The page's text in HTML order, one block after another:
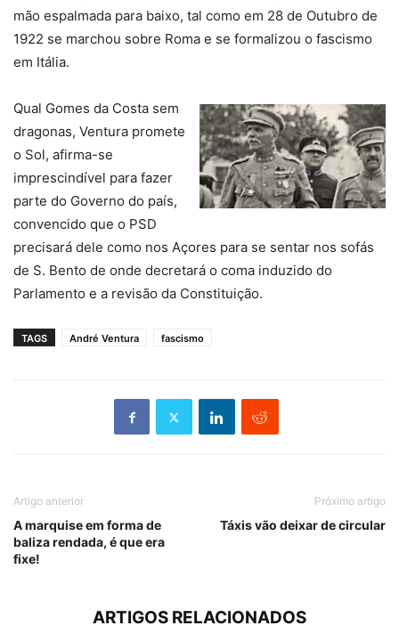
mão espalmada para baixo, tal como em 28 de Outubro de
1922 se marchou sobre Roma e se formalizou o fascismo
em Itália.
Qual Gomes da Costa sem
dragonas, Ventura promete
o Sol, afirma-se
imprescindível para fazer
parte do Governo do país,
convencido que o PSD
precisará dele como nos Açores para se sentar nos sofás
de S. Bento de onde decretará o coma induzido do
Parlamento e a revisão da Constituição.
TAGS André Ventura fascismo
Artigo anterior
A marquise em forma de
baliza rendada, é que era
fixe!
Próximo artigo
Táxis vão deixar de circular
ARTIGOS RELACIONADOS